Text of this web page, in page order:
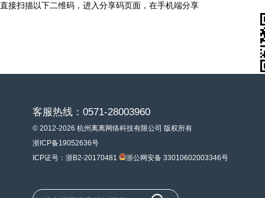
直接扫描以下二维码，进入分享码页面，在手机端分享
客服热线：0571-28003960
© 2012-2026 杭州离离网络科技有限公司 版权所有
浙ICP备19052636号
ICP证号：浙B2-20170481
浙公网安备 33010602003346号